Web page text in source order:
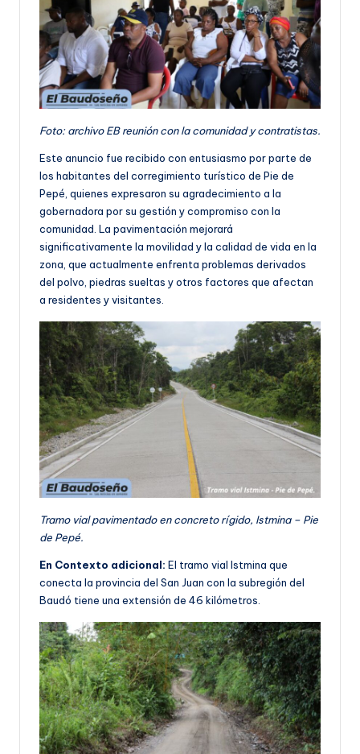
Foto: archivo EB reunión con la comunidad y contratistas.
Este anuncio fue recibido con entusiasmo por parte de
los habitantes del corregimiento turístico de Pie de
Pepé, quienes expresaron su agradecimiento a la
gobernadora por su gestión y compromiso con la
comunidad. La pavimentación mejorará
significativamente la movilidad y la calidad de vida en la
zona, que actualmente enfrenta problemas derivados
del polvo, piedras sueltas y otros factores que afectan
a residentes y visitantes.
Tramo vial pavimentado en concreto rígido, Istmina – Pie
de Pepé.
En Contexto adicional: El tramo vial Istmina que
conecta la provincia del San Juan con la subregión del
Baudó tiene una extensión de 46 kilómetros.